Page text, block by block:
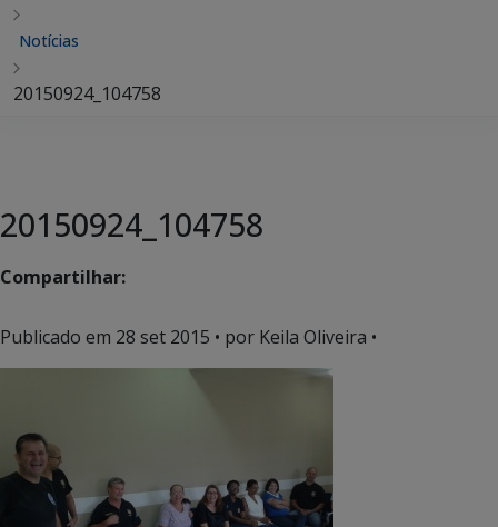
Notícias
20150924_104758
20150924_104758
Compartilhar:
Publicado em 28 set 2015 • por Keila Oliveira •